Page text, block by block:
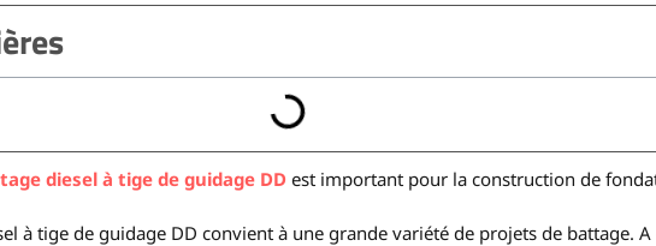
diesel à tige de guidage DD est important pour la construction de
à tige de guidage DD convient à une grande variété de projets de battage.